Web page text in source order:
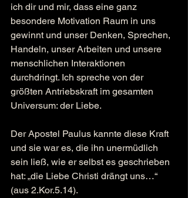
ich dir und mir, dass eine ganz
besondere Motivation Raum in uns
gewinnt und unser Denken, Sprechen,
Handeln, unser Arbeiten und unsere
menschlichen Interaktionen
durchdringt. Ich spreche von der
größten Antriebskraft im gesamten
Universum: der Liebe.
Der Apostel Paulus kannte diese Kraft
und sie war es, die ihn unermüdlich
sein ließ, wie er selbst es geschrieben
hat: „die Liebe Christi drängt uns…“
(aus 2.Kor.5.14).